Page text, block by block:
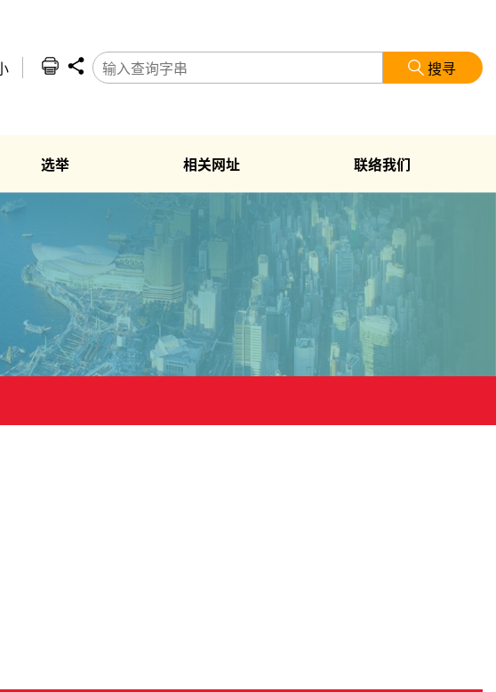
搜寻
选举 相关网址 联络我们